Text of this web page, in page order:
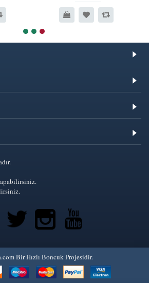
Bir Hızlı Boncuk Projesidir.